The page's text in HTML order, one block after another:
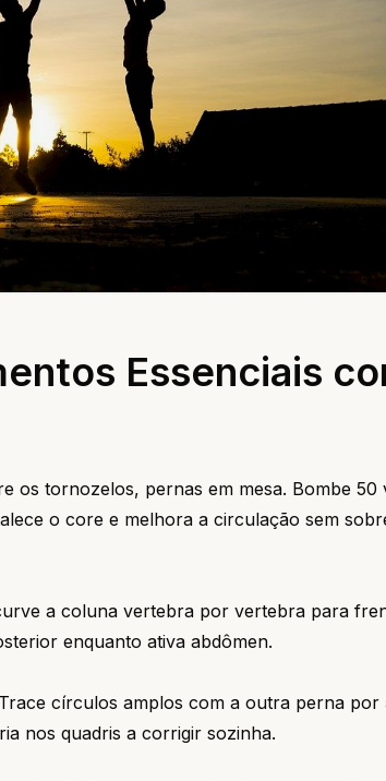
Essenciais
os tornozelos, pernas em mesa. Bombe 50
o core e melhora a circulação sem
a coluna vertebra por vertebra para
enquanto ativa abdômen.
círculos amplos com a outra perna por
nos quadris a corrigir sozinha.